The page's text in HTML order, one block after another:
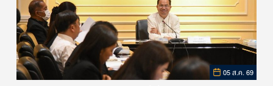
05 ส.ค. 69